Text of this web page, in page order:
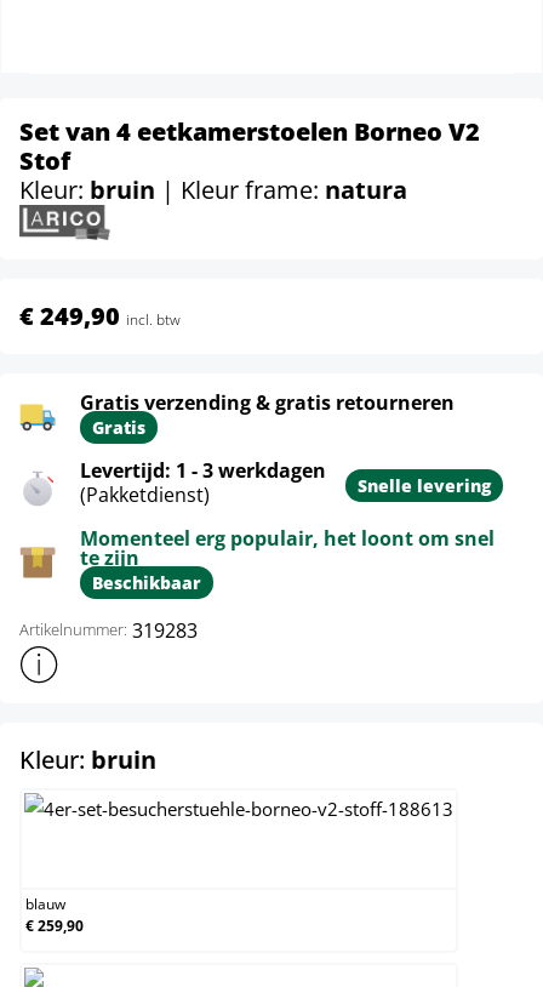
Set van 4 eetkamerstoelen Borneo V2
Stof
Kleur: bruin | Kleur frame: natura
€ 249,90 incl. btw
Gratis verzending & gratis retourneren
Gratis
Levertijd: 1 - 3 werkdagen
(Pakketdienst)
Snelle levering
Momenteel erg populair, het loont om snel
te zijn
Beschikbaar
Artikelnummer: 319283
Toon meer productinformatie
Kleur: bruin
blauw
€ 259,90